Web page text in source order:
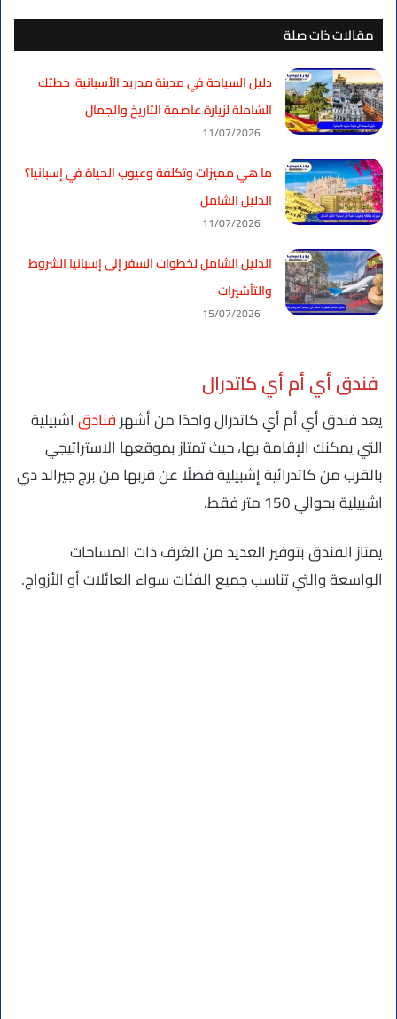
مقالات ذات صلة
دليل السياحة في مدينة مدريد الأسبانية: خطتك
الشاملة لزيارة عاصمة التاريخ والجمال
11/07/2026
ما هي مميزات وتكلفة وعيوب الحياة في إسبانيا؟
الدليل الشامل
11/07/2026
الدليل الشامل لخطوات السفر إلى إسبانيا الشروط
والتأشيرات
15/07/2026
فندق أي أم أي كاتدرال
يعد فندق أي أم أي كاتدرال واحدًا من أشهرفنادقاشبيلية
التي يمكنك الإقامة بها، حيث تمتاز بموقعها الاستراتيجي
بالقرب من كاتدرائية إشبيلية فضلًا عن قربها من برج جيرالد دي
اشبيلية بحوالي 150 متر فقط.
يمتاز الفندق بتوفير العديد من الغرف ذات المساحات
الواسعة والتي تناسب جميع الفئات سواء العائلات أو الأزواج.